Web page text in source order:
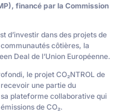
financé par la Commission
d’investir dans des projets de
côtières, la
Deal de l’Union Européenne.
le projet CO₂NTROL de
une partie du
plateforme collaborative qui
de CO₂.